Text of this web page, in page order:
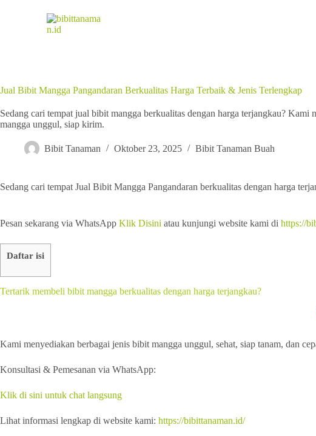
Jual Bibit Mangga Pangandaran Berkualitas Harga Terbaik & Jenis Terlengkap
Sedang cari tempat jual bibit mangga berkualitas dengan harga terjangkau? Kami
mangga unggul, siap kirim.
Bibit Tanaman Oktober 23, 2025 Bibit Tanaman Buah
Sedang cari tempat Jual Bibit Mangga Pangandaran berkualitas dengan harga
Pesan sekarang via WhatsApp Klik Disini atau kunjungi website kami di https://
Daftar isi
Tertarik membeli bibit mangga berkualitas dengan harga terjangkau?
Kami menyediakan berbagai jenis bibit mangga unggul, sehat, siap tanam, dan
Konsultasi & Pemesanan via WhatsApp:
Klik di sini untuk chat langsung
Lihat informasi lengkap di website kami: https://bibittanaman.id/